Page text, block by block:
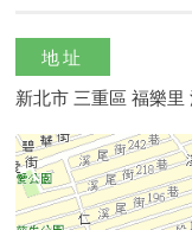
地址
新北市 三重區 福樂